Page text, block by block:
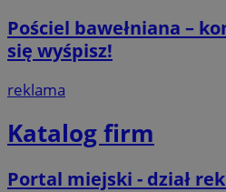
Pościel bawełniana –
się wyśpisz!
reklama
Katalog firm
Portal miejski - dział